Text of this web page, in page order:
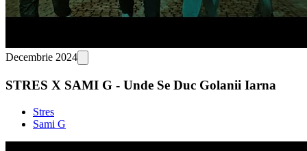
Decembrie 2024
STRES X SAMI G - Unde Se Duc Golanii Iarna
Stres
Sami G